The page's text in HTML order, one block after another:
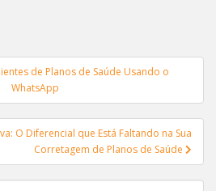
de Planos de Saúde Usando o
WhatsApp
O Diferencial que Está Faltando na Sua
Corretagem de Planos de Saúde